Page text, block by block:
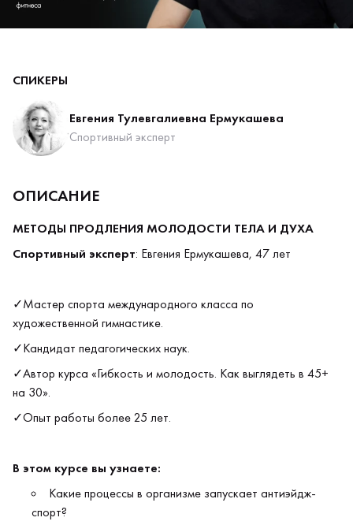
СПИКЕРЫ
Евгения Тулевгалиевна Ермукашева
Спортивный эксперт
ОПИСАНИЕ
МЕТОДЫ ПРОДЛЕНИЯ МОЛОДОСТИ ТЕЛА И ДУХА
Спортивный эксперт: Евгения Ермукашева, 47 лет
✓Мастер спорта международного класса по
художественной гимнастике.
✓Кандидат педагогических наук.
✓Автор курса «Гибкость и молодость. Как выглядеть в 45+
на 30».
✓Опыт работы более 25 лет.
В этом курсе вы узнаете:
Какие процессы в организме запускает антиэйдж-
спорт?